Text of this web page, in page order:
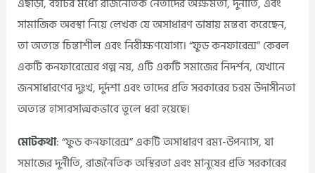
এছাড়া, বইটির মধ্যে রাজনৈতিক নেতাদের অক্ষমতা, দুর্নীতি, এবং
সামাজিক অবস্থা নিয়ে লেখক যে অসাধারণ ভাষায় মন্তব্য করেছেন,
তা অত্যন্ত চিন্তাশীল এবং নিরীক্ষণযোগ্য। “ফুড কনফারেন্স” কেবল
একটি কনফারেন্সের গল্প নয়, এটি একটি সমাজের নিদর্শন, যেখানে
জনসাধারণের দুঃখ, দুর্দশা এবং তাদের প্রতি সরকারের চরম উদাসীনতা
অত্যন্ত হাস্যরসাত্মকভাবে তুলে ধরা হয়েছে।
মোটকথা: “ফুড কনফারেন্স” একটি অসাধারণ রম্য-উপন্যাস, যা
সমাজের দুর্নীতি, রাজনৈতিক অস্থিরতা এবং মানুষের প্রতি সরকারের